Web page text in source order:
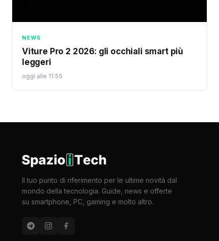
NEWS
Viture Pro 2 2026: gli occhiali smart più
leggeri
oggi alle 11:55
Il tuo punto di riferimento per le ultime novità dal
mondo della tecnologia. Guide, news e offerte
su smartphone, PC, gaming e molto altro.